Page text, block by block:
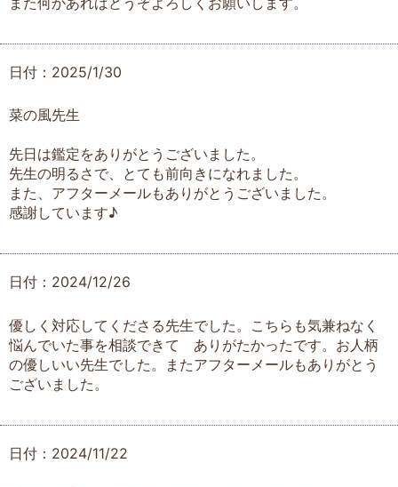
日付：2025/1/30
菜の風先生
先日は鑑定をありがとうございました。
先生の明るさで、とても前向きになれました。
また、アフターメールもありがとうございました。
感謝しています♪
日付：2024/12/26
優しく対応してくださる先生でした。こちらも気兼ねなく
悩んでいた事を相談できて ありがたかったです。お人柄
の優しいい先生でした。またアフターメールもありがとう
ございました。
日付：2024/11/22